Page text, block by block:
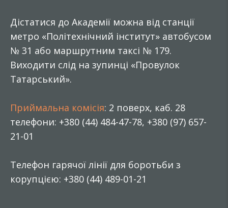
Дістатися до Академії можна від станції
метро «Політехнічний інститут» автобусом
№ 31 або маршрутним таксі № 179.
Виходити слід на зупинці «Провулок
Татарський».
Приймальна комісія: 2 поверх, каб. 28
телефони: +380 (44) 484-47-78, +380 (97) 657-
21-01
Телефон гарячої лінії для боротьби з
корупцією: +380 (44) 489-01-21